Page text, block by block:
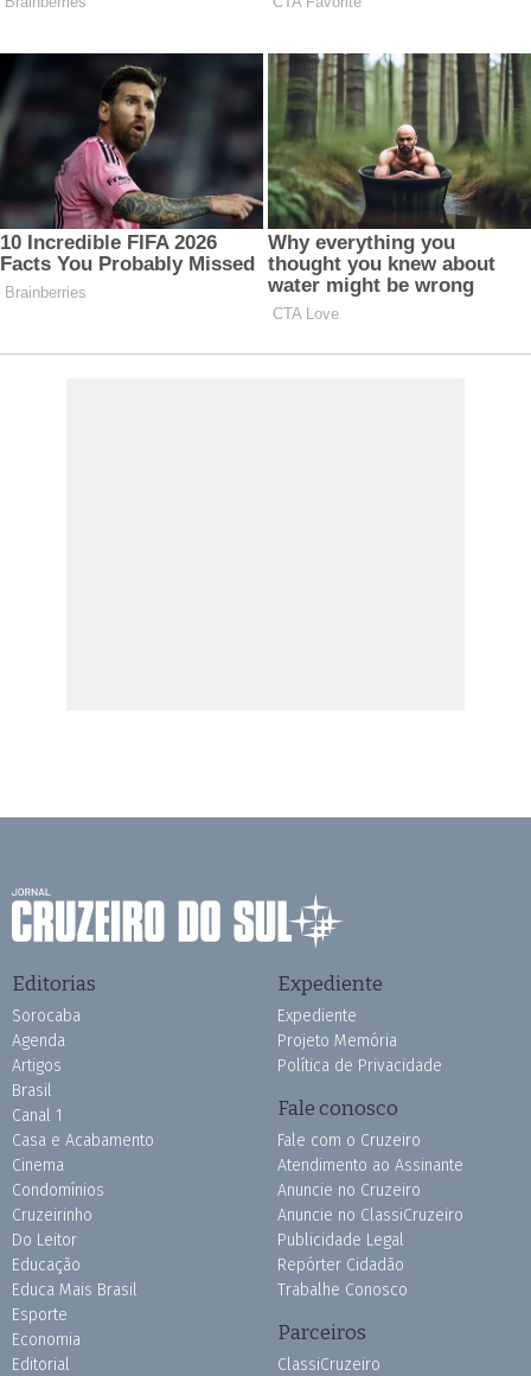
Editorias
Sorocaba
Agenda
Artigos
Brasil
Canal 1
Casa e Acabamento
Cinema
Condomínios
Cruzeirinho
Do Leitor
Educação
Educa Mais Brasil
Esporte
Economia
Editorial
Expediente
Expediente
Projeto Memória
Política de Privacidade
Fale conosco
Fale com o Cruzeiro
Atendimento ao Assinante
Anuncie no Cruzeiro
Anuncie no ClassiCruzeiro
Publicidade Legal
Repórter Cidadão
Trabalhe Conosco
Parceiros
ClassiCruzeiro